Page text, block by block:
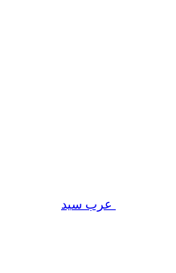
عرب سيد